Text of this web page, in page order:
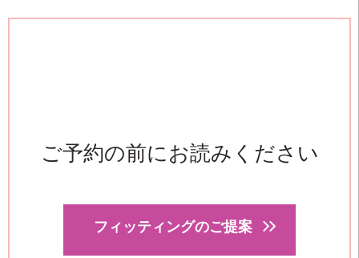
ご予約の前にお読みください
フィッティングのご提案